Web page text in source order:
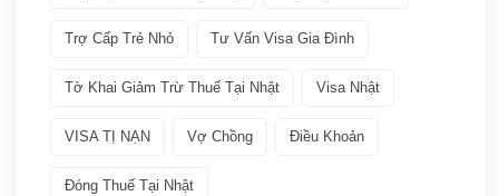
Làm việc tai Nhật(12)
Lưu trú ngắn hạn(2)
Trợ Cấp Trẻ Nhỏ Tư Vấn Visa Gia Đình
Tờ Khai Giảm Trừ Thuế Tại Nhật Visa Nhật
VISA TỊ NẠN Vợ Chồng Điều Khoản
Đóng Thuế Tại Nhật